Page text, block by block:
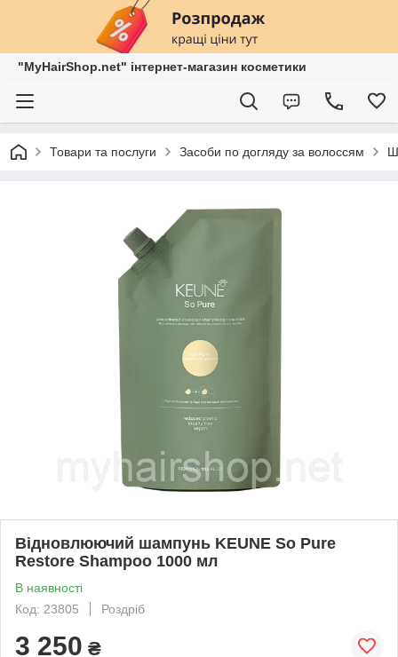
"MyHairShop.net" інтернет-магазин косметики
Товари та послуги Засоби по догляду за волоссям
Відновлюючий шампунь KEUNE So Pure
Restore Shampoo 1000 мл
В наявності
Код: 23805
Роздріб
3 250 ₴